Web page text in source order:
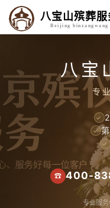
八宝山殡葬服
Beijing binzangwang
八宝
专
✓
✓
✓
☎ 400-
专业服务